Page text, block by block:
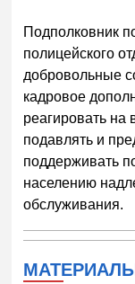
Подполковник
полицейского
добровольные
кадровое
реагировать
подавлять и
поддерживать
населению
обслуживания.